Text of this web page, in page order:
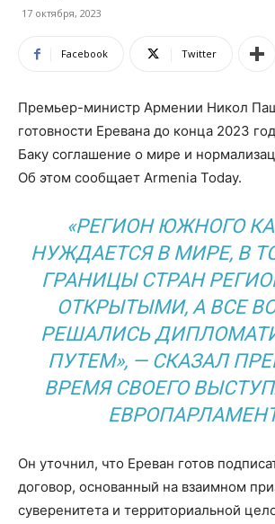
17 октября, 2023
Facebook Twitter
Премьер-министр Армении Никол
готовности Еревана до конца 2023
Баку соглашение о мире и
Об этом сообщает Armenia Today.
«РЕГИОН ЮЖНОГО
НУЖДАЕТСЯ В МИРЕ, В
ГРАНИЦЫ СТРАН
ОТКРЫТЫМИ, А ВСЕ
РЕШАЛИСЬ
ПУТЕМ», — СКАЗАЛ
ВРЕМЯ СВОЕГО
Он уточнил, что Ереван готов
договор, основанный на взаимном
суверенитета и территориальной